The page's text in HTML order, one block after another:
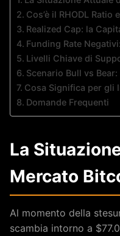
Cos’è il RHODL Ratio
Realized Cap: la
Funding Rate
Livelli Chiave di
Scenario Bull vs
Cosa Significa per gli
Domande Frequenti
La
Mercato
Al momento della
scambia intorno a